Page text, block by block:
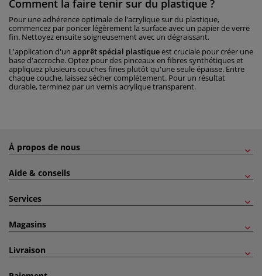
Comment la faire tenir sur du plastique ?
Pour une adhérence optimale de l'acrylique sur du plastique,
commencez par poncer légèrement la surface avec un papier de verre
fin. Nettoyez ensuite soigneusement avec un dégraissant.
L'application d'un apprêt spécial plastiqueest cruciale pour créer une
base d'accroche. Optez pour des pinceaux en fibres synthétiques et
appliquez plusieurs couches fines plutôt qu'une seule épaisse. Entre
chaque couche, laissez sécher complètement. Pour un résultat
durable, terminez par un vernis acrylique transparent.
À propos de nous
Aide & conseils
Services
Magasins
Livraison